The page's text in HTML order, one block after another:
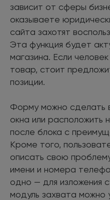
зависит от сферы
оказываете
сайта захотят
Эта функция будет
магазина. Если
товар, стоит
позиции.
Форму можно сделать
окна или расположить
после блока с
Кроме того,
описать свою
имени и номера
одно — для изложения
модуль захвата можно